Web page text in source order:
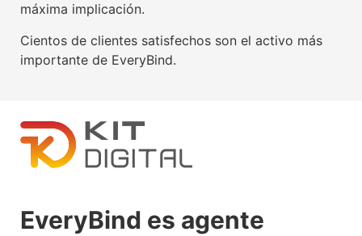
máxima implicación.
Cientos de clientes satisfechos son el activo más
importante de EveryBind.
EveryBind es agente